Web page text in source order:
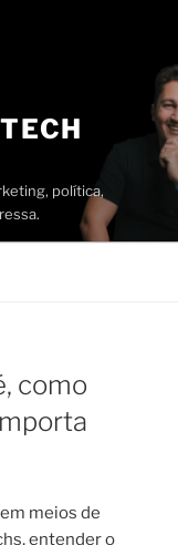
política,
como
meios de
entender o